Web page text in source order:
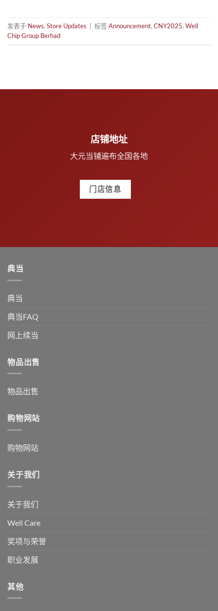
发表于 News, Store Updates 标签 Announcement, CNY2025, Well
Chip Group Berhad
店铺地址
大元当铺遍布全国各地
门店信息
典当
典当
典当FAQ
网上续当
物品出售
物品出售
购物网站
购物网站
关于我们
关于我们
Well Care
奖项与荣誉
职业发展
其他